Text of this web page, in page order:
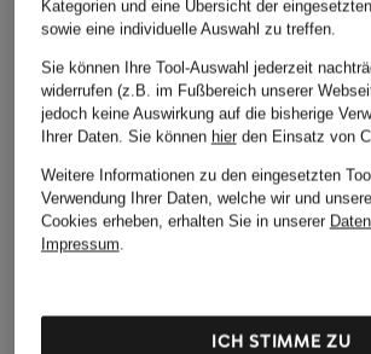
CAMBIO
Kategorien und eine Übersicht der
sowie eine individuelle Auswahl zu treffen.
Sie können Ihre Tool-Auswahl jederzeit
widerrufen (z.B. im Fußbereich unserer
jedoch keine Auswirkung auf die bisherige
Ihrer Daten. Sie können hierden Einsatz von
Weitere Informationen zu den eingesetzten
Verwendung Ihrer Daten, welche wir und
Cookies erheben, erhalten Sie in unserer
Impressum.
ICH STIMME ZU